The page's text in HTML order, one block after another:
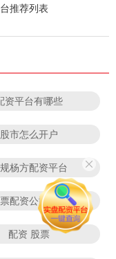
推荐列表
资平台有哪些
股市怎么开户
杨方配资平台
配资公司官方
配资 股票